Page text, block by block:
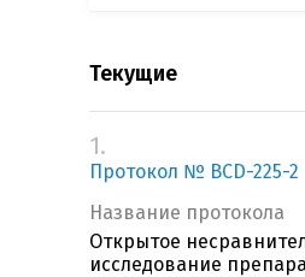
Текущие
1.
Протокол № BCD-225-2
Название протокола
Открытое
исследование